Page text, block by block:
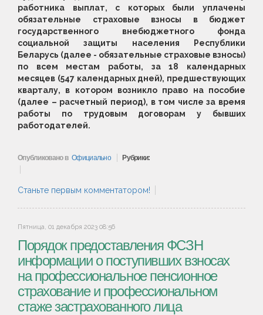
работника выплат, с которых были уплачены
обязательные страховые взносы в бюджет
государственного внебюджетного фонда
социальной защиты населения Республики
Беларусь (далее - обязательные страховые взносы)
по всем местам работы, за 18 календарных
месяцев (547 календарных дней), предшествующих
кварталу, в котором возникло право на пособие
(далее – расчетный период), в том числе за время
работы по трудовым договорам у бывших
работодателей.
Опубликовано в Официально Рубрики:
Станьте первым комментатором!
Пятница, 01 декабря 2023 08:56
Порядок предоставления ФСЗН
информации о поступивших взносах
на профессиональное пенсионное
страхование и профессиональном
стаже застрахованного лица